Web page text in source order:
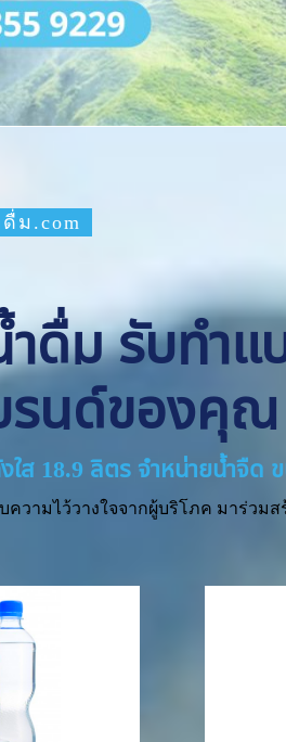
ม.com
ดื่ม รับทำแ
นด์ของคุณ
ส 18.9 ลิตร จำหน่ายน้ำจืด
ามไว้วางใจจากผู้บริโภค มาร่วม